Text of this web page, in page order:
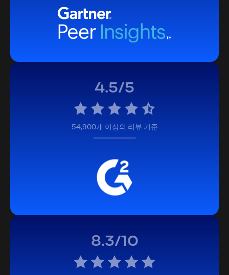
4.5/5
54,900개 이상의 리뷰 기준
8.3/10